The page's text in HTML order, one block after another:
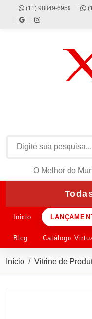
(11) 98849-6959
O Melhor do
Inicio
Blog Catálogo
Início Vitrine de